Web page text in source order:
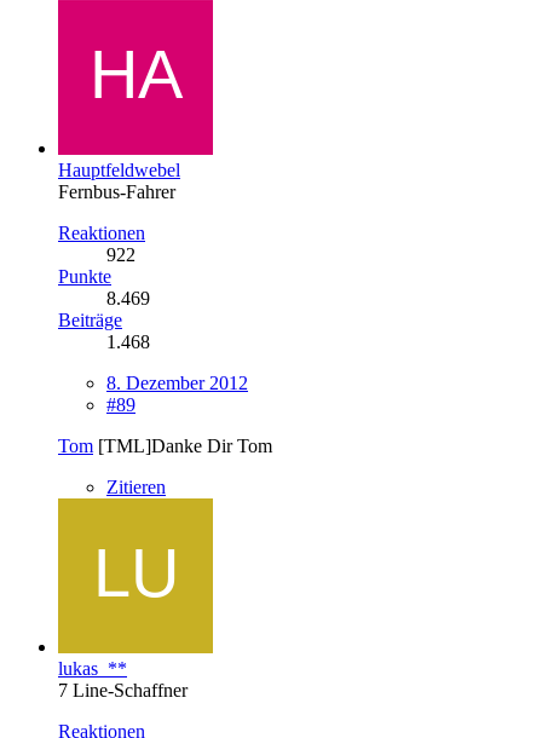
Hauptfeldwebel
Fernbus-Fahrer
Reaktionen
922
Punkte
8.469
Beiträge
1.468
8. Dezember 2012
#89
Tom [TML]Danke Dir Tom
Zitieren
lukas_**
7 Line-Schaffner
Reaktionen